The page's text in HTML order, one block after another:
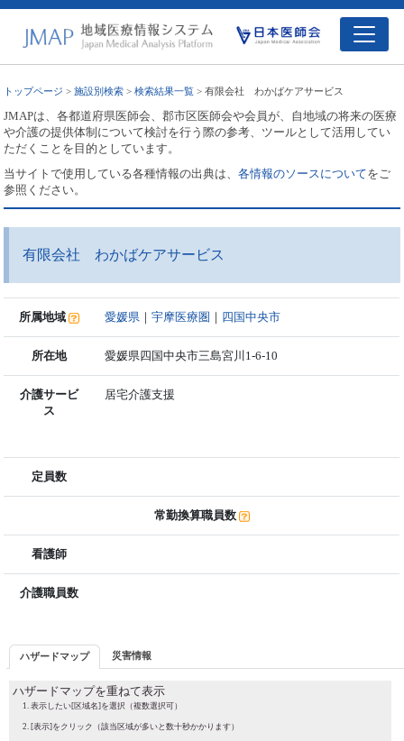
トップページ >施設別検索 >検索結果一覧 > 有限会社 わかばケアサービス
JMAPは、各都道府県医師会、郡市区医師会や会員が、自地域の将来の医療
や介護の提供体制について検討を行う際の参考、ツールとして活用してい
ただくことを目的としています。
当サイトで使用している各種情報の出典は、各情報のソースについてをご
参照ください。
有限会社 わかばケアサービス
所属地域 愛媛県 ｜宇摩医療圏 ｜ 四国中央市
所在地 愛媛県四国中央市三島宮川1-6-10
介護サービ
ス
居宅介護支援
定員数
常勤換算職員数
看護師
介護職員数
ハザードマップ 災害情報
ハザードマップを重ねて表示
表示したい[区域名]を選択（複数選択可）
[表示]をクリック（該当区域が多いと数十秒かかります）